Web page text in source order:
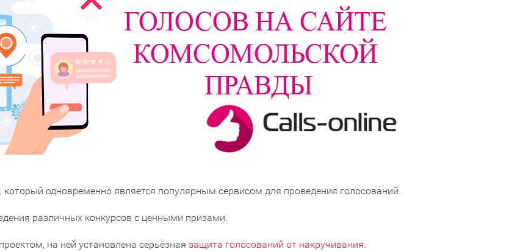
одновременно является популярным сервисом для проведения голосований.
различных конкурсов с ценными призами.
на ней установлена серьёзная защита голосований от накручивания.